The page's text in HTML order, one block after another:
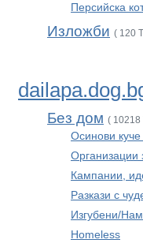
Персийска
Изложби ( 120
Без дом ( 10218
Осинови куче
Организации
Кампании,
Разкази с
Изгубени/
Homeless